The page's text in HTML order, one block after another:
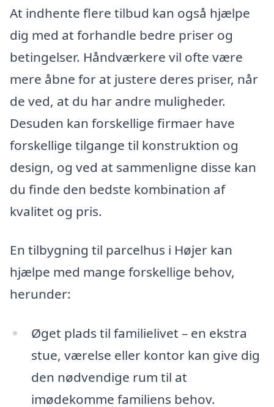
At indhente flere tilbud kan også hjælpe
dig med at forhandle bedre priser og
betingelser. Håndværkere vil ofte være
mere åbne for at justere deres priser, når
de ved, at du har andre muligheder.
Desuden kan forskellige firmaer have
forskellige tilgange til konstruktion og
design, og ved at sammenligne disse kan
du finde den bedste kombination af
kvalitet og pris.
En tilbygning til parcelhus i Højer kan
hjælpe med mange forskellige behov,
herunder:
Øget plads til familielivet – en ekstra
stue, værelse eller kontor kan give dig
den nødvendige rum til at
imødekomme familiens behov.